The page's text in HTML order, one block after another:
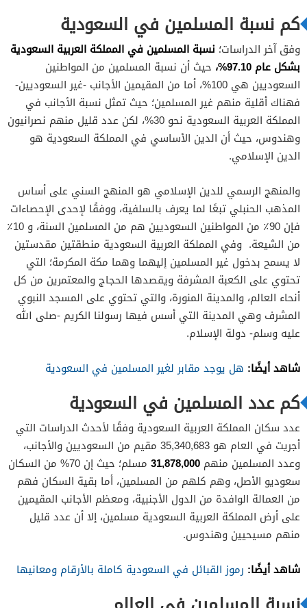
كم نسبة المسلمين في السعودية
وفق آخر الدراسات؛ نسبة المسلمين في المملكة العربية السعودية
بشكل عام 97.10%،
حيث أن نسبة المسلمين من المواطنين
السعوديين هي 100%، أما من المقيمين الأجانب -غير السعوديين-
فهناك أقلية منهم غير المسلمين؛ حيث تمثل نسبة الأجانب في
المملكة العربية السعودية نحو 30%، لكن عدد قليل منهم نصرانيون
وهندوس، حيث أن الدين الأساسي في المملكة السعودية هو
الدين الإسلامي.
والمنهج الرسمي للدين الإسلامي هو المنهج السني على أساس
المذهب الحنبلي تبعًا لما يعرف بالسلفية، ووفقًا لإحدى الإحصاءات
فإن 90٪ من المواطنين السعوديين هم من المسلمين السنة، و 10٪
من الشيعة. وفي المملكة العربية السعودية منطقتين مقدستين
لا يسمح بدخول غير المسلمين إليهما وهما مكة المكرمة؛ التي
تحتوي على الكعبة المشرفة ويقصدها الحجاج والمعتمرين من كل
أنحاء العالم، والمدينة المنورة، والتي تحتوي على المسجد النبوي
المشرف وهي المدينة التي أسس فيها رسولنا الكريم -صلى الله
عليه وسلم- دولة الإسلام.
شاهد أيضًا: هل يوجد مقابر لغير المسلمين في السعودية
كم عدد المسلمين في السعودية
عدد سكان المملكة العربية السعودية وفقًا لأحدث الدراسات التي
أجريت في العام هو 35,340,683 مقيم من السعوديين والأجانب،
وعدد المسلمين منهم 31,878,000
مسلم؛ حيث إن 70% من السكان
سعوديو الأصل، وهم كلهم من المسلمين، أما بقية السكان فهم
من العمالة الوافدة من الدول الأجنبية، ومعظم الأجانب المقيمين
على أرض المملكة العربية السعودية مسلمين، إلا أن عدد قليل
منهم مسيحيين وهندوس.
شاهد أيضًا: رموز القبائل في السعودية كاملة بالأرقام ومعانيها